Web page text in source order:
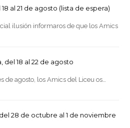
al 21 de agosto (lista de espera)
ilusión informaros de que los Amics
del 18 al 22 de agosto
de agosto, los Amics del Liceu os…
28 de octubre al 1 de noviembre